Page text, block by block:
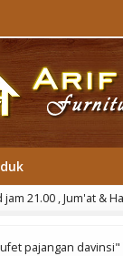
21.00 , Jum'at &
pajangan davinsi"